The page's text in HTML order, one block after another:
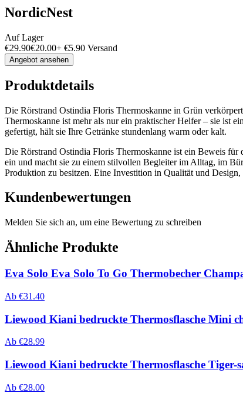
NordicNest
Auf Lager
€29.90€20.00+ €5.90 Versand
Angebot ansehen
Produktdetails
Die Rörstrand Ostindia Floris Thermoskanne in Grün
Thermoskanne ist mehr als nur ein praktischer Helfer – sie ist
gefertigt, hält sie Ihre Getränke stundenlang warm oder kalt.
Die Rörstrand Ostindia Floris Thermoskanne ist ein Beweis für
ein und macht sie zu einem stilvollen Begleiter im Alltag, im
Produktion zu besitzen. Eine Investition in Qualität und
Kundenbewertungen
Melden Sie sich an, um eine Bewertung zu schreiben
Ähnliche Produkte
Eva Solo Eva Solo To Go Thermobecher
Ab €31.40
Liewood Kiani bedruckte Thermosflasche Mini
Ab €28.99
Liewood Kiani bedruckte Thermosflasche Tiger-
Ab €28.00